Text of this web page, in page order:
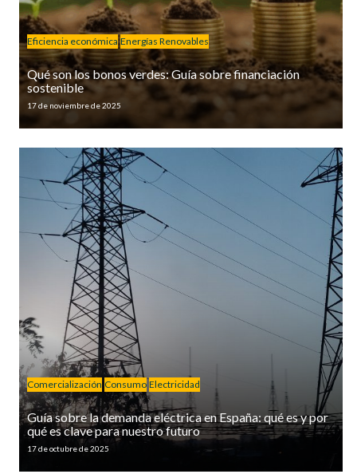
Eficiencia económica Energías Renovables
Qué son los bonos verdes: Guía sobre financiación
sostenible
17 de noviembre de 2025
Comercialización Consumo Electricidad
Guía sobre la demanda eléctrica en España: qué es y por
qué es clave para nuestro futuro
17 de octubre de 2025